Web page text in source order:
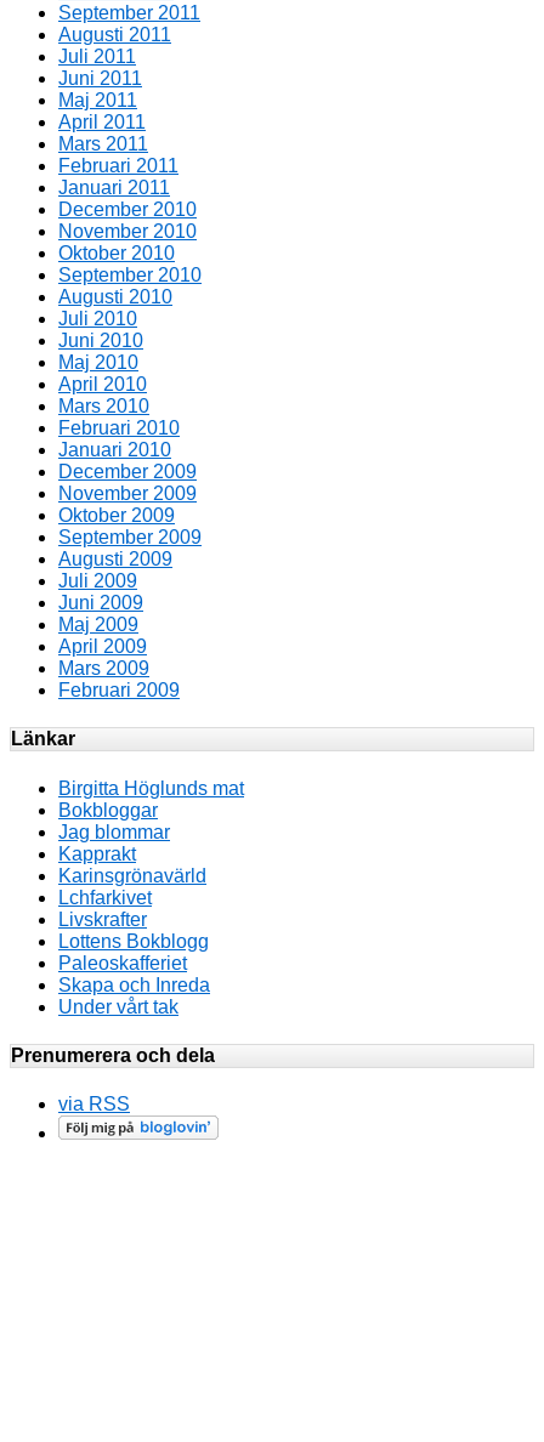
September 2011
Augusti 2011
Juli 2011
Juni 2011
Maj 2011
April 2011
Mars 2011
Februari 2011
Januari 2011
December 2010
November 2010
Oktober 2010
September 2010
Augusti 2010
Juli 2010
Juni 2010
Maj 2010
April 2010
Mars 2010
Februari 2010
Januari 2010
December 2009
November 2009
Oktober 2009
September 2009
Augusti 2009
Juli 2009
Juni 2009
Maj 2009
April 2009
Mars 2009
Februari 2009
Länkar
Birgitta Höglunds mat
Bokbloggar
Jag blommar
Kapprakt
Karinsgrönavärld
Lchfarkivet
Livskrafter
Lottens Bokblogg
Paleoskafferiet
Skapa och Inreda
Under vårt tak
Prenumerera och dela
via RSS